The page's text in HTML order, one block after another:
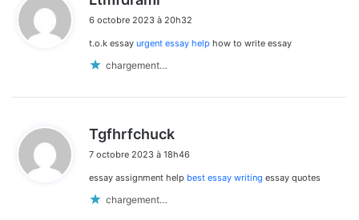
t
6 octobre 2023 à 20h32
t.o.k essay urgent essay help how to write essay
chargement…
Tgfhrfchuck
t
7 octobre 2023 à 18h46
essay assignment help best essay writing essay quotes
chargement…